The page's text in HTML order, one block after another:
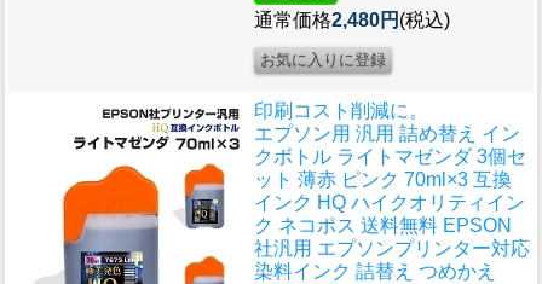
通常価格2,480円 (税込)
印刷コスト削減に。
エプソン用 汎用 詰め替え イン
クボトル ライトマゼンダ 3個セ
ット 薄赤 ピンク 70ml×3 互換
インク HQ ハイクオリティイン
ク ネコポス 送料無料 EPSON
社汎用 エプソンプリンター対応
染料インク 詰替え つめかえ